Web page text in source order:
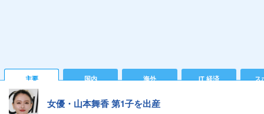
主要 国内 海外 IT 経済 ス
女優・山本舞香 第1子を出産